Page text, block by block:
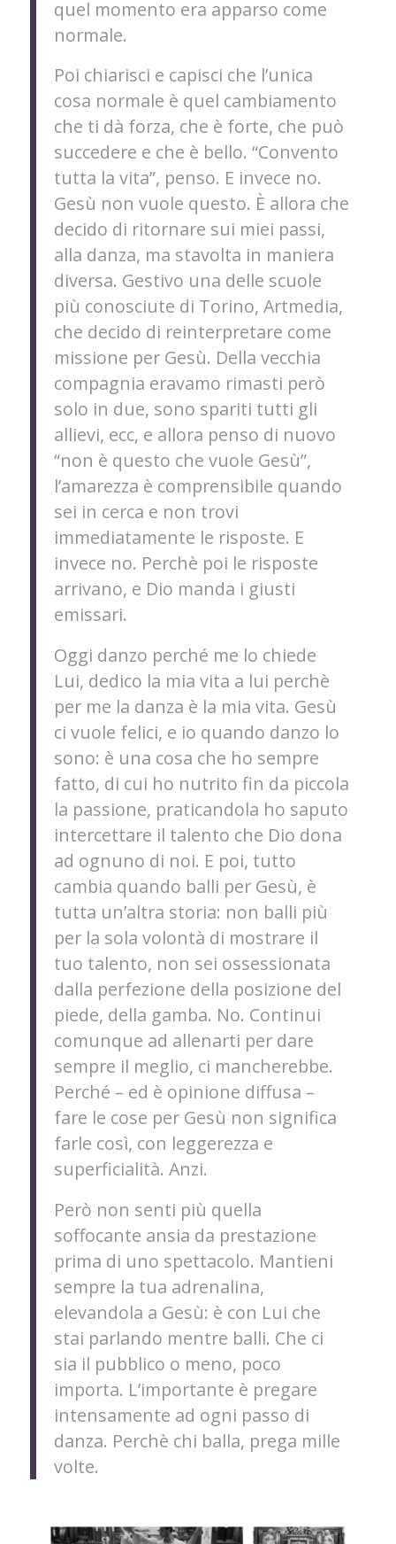
quel momento era apparso come
normale.
Poi chiarisci e capisci che l’unica
cosa normale è quel cambiamento
che ti dà forza, che è forte, che può
succedere e che è bello. “Convento
tutta la vita”, penso. E invece no.
Gesù non vuole questo. È allora che
decido di ritornare sui miei passi,
alla danza, ma stavolta in maniera
diversa. Gestivo una delle scuole
più conosciute di Torino, Artmedia,
che decido di reinterpretare come
missione per Gesù. Della vecchia
compagnia eravamo rimasti però
solo in due, sono spariti tutti gli
allievi, ecc, e allora penso di nuovo
“non è questo che vuole Gesù”,
l’amarezza è comprensibile quando
sei in cerca e non trovi
immediatamente le risposte. E
invece no. Perchè poi le risposte
arrivano, e Dio manda i giusti
emissari.
Oggi danzo perché me lo chiede
Lui, dedico la mia vita a lui perchè
per me la danza è la mia vita. Gesù
ci vuole felici, e io quando danzo lo
sono: è una cosa che ho sempre
fatto, di cui ho nutrito fin da piccola
la passione, praticandola ho saputo
intercettare il talento che Dio dona
ad ognuno di noi. E poi, tutto
cambia quando balli per Gesù, è
tutta un’altra storia: non balli più
per la sola volontà di mostrare il
tuo talento, non sei ossessionata
dalla perfezione della posizione del
piede, della gamba. No. Continui
comunque ad allenarti per dare
sempre il meglio, ci mancherebbe.
Perché – ed è opinione diffusa –
fare le cose per Gesù non significa
farle così, con leggerezza e
superficialità. Anzi.
Però non senti più quella
soffocante ansia da prestazione
prima di uno spettacolo. Mantieni
sempre la tua adrenalina,
elevandola a Gesù: è con Lui che
stai parlando mentre balli. Che ci
sia il pubblico o meno, poco
importa. L’importante è pregare
intensamente ad ogni passo di
danza. Perchè chi balla, prega mille
volte.